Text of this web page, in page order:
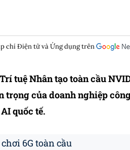
chí Điện tử và Ứng dụng trên
tuệ Nhân tạo toàn cầu
của doanh nghiệp
quốc tế.
6G toàn cầu